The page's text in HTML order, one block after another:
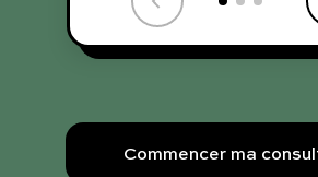
Commencer ma